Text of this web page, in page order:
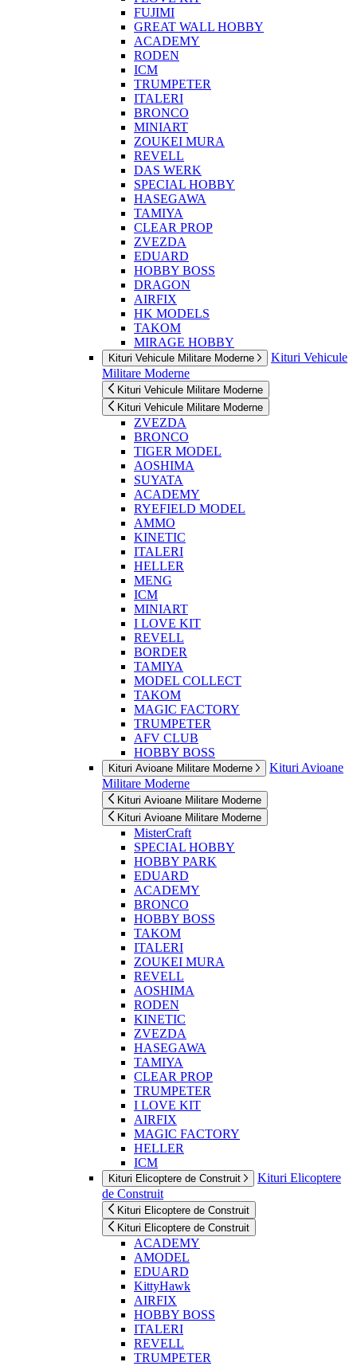
FUJIMI
GREAT WALL HOBBY
ACADEMY
RODEN
ICM
TRUMPETER
ITALERI
BRONCO
MINIART
ZOUKEI MURA
REVELL
DAS WERK
SPECIAL HOBBY
HASEGAWA
TAMIYA
CLEAR PROP
ZVEZDA
EDUARD
HOBBY BOSS
DRAGON
AIRFIX
HK MODELS
TAKOM
MIRAGE HOBBY
Kituri Vehicule Militare Moderne
Kituri Vehicule
Militare Moderne
Kituri Vehicule Militare Moderne
Kituri Vehicule Militare Moderne
ZVEZDA
BRONCO
TIGER MODEL
AOSHIMA
SUYATA
ACADEMY
RYEFIELD MODEL
AMMO
KINETIC
ITALERI
HELLER
MENG
ICM
MINIART
I LOVE KIT
REVELL
BORDER
TAMIYA
MODEL COLLECT
TAKOM
MAGIC FACTORY
TRUMPETER
AFV CLUB
HOBBY BOSS
Kituri Avioane Militare Moderne
Kituri Avioane
Militare Moderne
Kituri Avioane Militare Moderne
Kituri Avioane Militare Moderne
MisterCraft
SPECIAL HOBBY
HOBBY PARK
EDUARD
ACADEMY
BRONCO
HOBBY BOSS
TAKOM
ITALERI
ZOUKEI MURA
REVELL
AOSHIMA
RODEN
KINETIC
ZVEZDA
HASEGAWA
TAMIYA
CLEAR PROP
TRUMPETER
I LOVE KIT
AIRFIX
MAGIC FACTORY
HELLER
ICM
Kituri Elicoptere de Construit
Kituri Elicoptere
de Construit
Kituri Elicoptere de Construit
Kituri Elicoptere de Construit
ACADEMY
AMODEL
EDUARD
KittyHawk
AIRFIX
HOBBY BOSS
ITALERI
REVELL
TRUMPETER